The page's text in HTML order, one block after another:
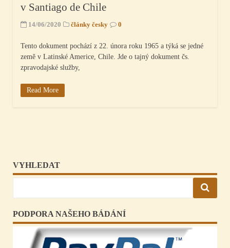
v Santiago de Chile
14/06/2020 články česky 0
Tento dokument pochází z 22. února roku 1965 a týká se jedné
země v Latinské Americe, Chile. Jde o tajný dokument čs.
zpravodajské služby,
Read More
VYHLEDAT
PODPORA NAŠEHO BÁDÁNÍ